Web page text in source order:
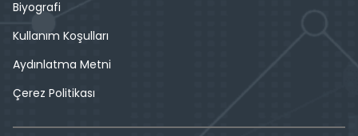
Biyografi
Kullanım Koşulları
Aydınlatma Metni
Çerez Politikası